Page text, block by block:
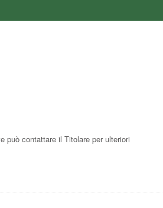
può contattare il Titolare per ulteriori